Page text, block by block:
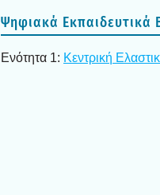
Ψηφια­κά Εκπαι­δευ­τι­κά
Ενό­τη­τα 1: Κεντρι­κή